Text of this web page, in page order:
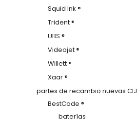
Squid Ink ®
Trident ®
UBS ®
Videojet ®
Willett ®
Xaar ®
partes de recambio nuevas CIJ
BestCode ®
baterías